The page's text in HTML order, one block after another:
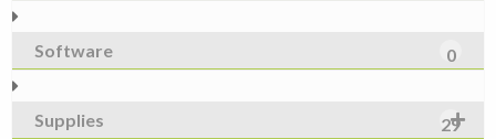
Software 0
Supplies 29